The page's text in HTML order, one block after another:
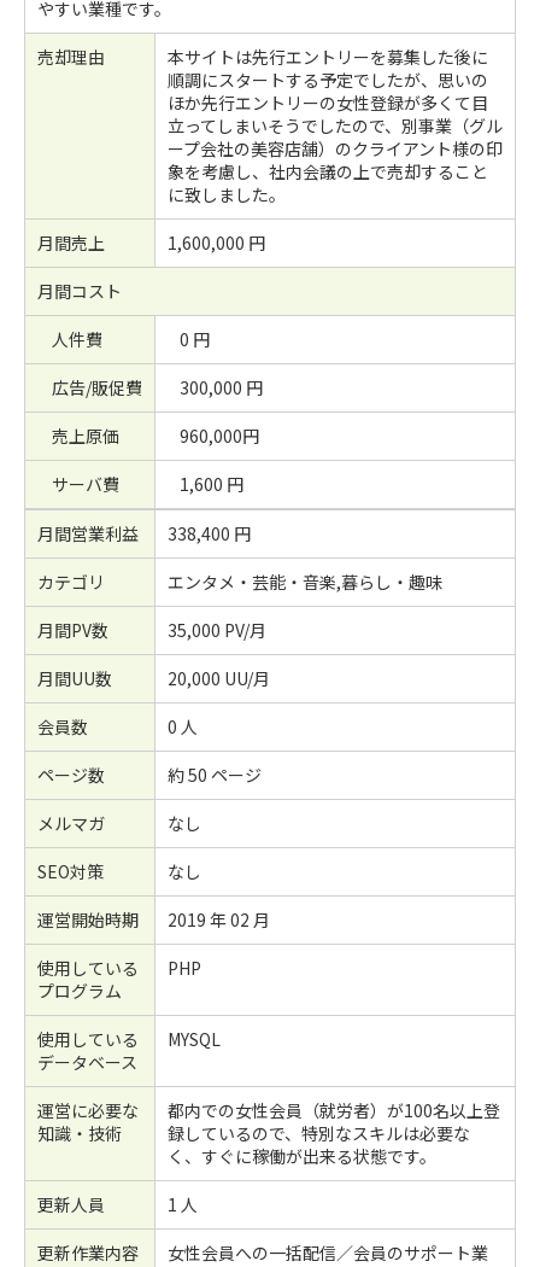
やすい業種です。
売却理由
本サイトは先行エントリーを募集した後に
順調にスタートする予定でしたが、思いの
ほか先行エントリーの女性登録が多くて目
立ってしまいそうでしたので、別事業（グル
ープ会社の美容店舗）のクライアント様の印
象を考慮し、社内会議の上で売却すること
に致しました。
月間売上
1,600,000 円
月間コスト
人件費
0 円
広告/販促費
300,000 円
売上原価
960,000円
サーバ費
1,600 円
月間営業利益
338,400 円
カテゴリ
エンタメ・芸能・音楽,暮らし・趣味
月間PV数
35,000 PV/月
月間UU数
20,000 UU/月
会員数
0 人
ページ数
約 50 ページ
メルマガ
なし
SEO対策
なし
運営開始時期
2019 年 02 月
使用している
プログラム
PHP
使用している
データベース
MYSQL
運営に必要な
知識・技術
都内での女性会員（就労者）が100名以上登
録しているので、特別なスキルは必要な
く、すぐに稼働が出来る状態です。
更新人員
1 人
更新作業内容
女性会員への一括配信／会員のサポート業